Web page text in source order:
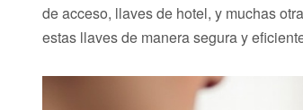
de acceso, llaves de hotel, y muchas
estas llaves de manera segura y